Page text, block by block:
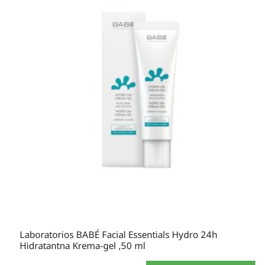
Laboratorios BABÉ Facial Essentials Hydro 24h
Hidratantna Krema-gel ,50 ml